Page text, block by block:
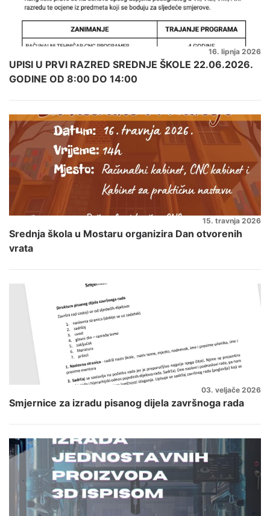
16. lipnja 2026
UPISI U PRVI RAZRED SREDNJE ŠKOLE 22.06.2026.
GODINE OD 8:00 DO 14:00
15. travnja 2026
Srednja škola u Mostaru organizira Dan otvorenih
vrata
03. veljače 2026
Smjernice za izradu pisanog dijela završnoga rada